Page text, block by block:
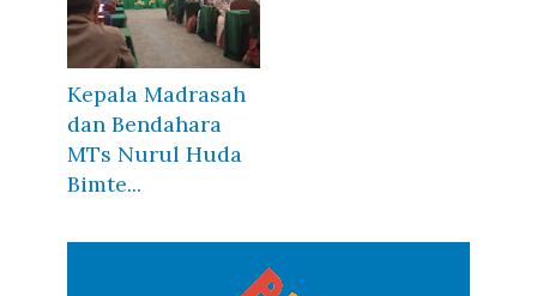
Kepala Madrasah
dan Bendahara
MTs Nurul Huda
Bimte...